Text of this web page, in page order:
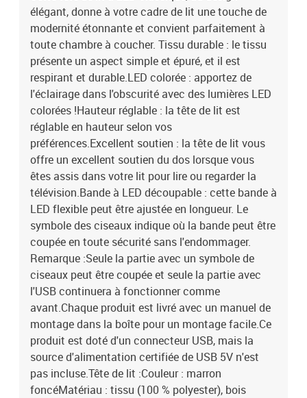
produit est livré avec un manuel de montage dans la boîte pour un
montage facile.Ce produit est doté d'un connecteur USB, mais la
source d'alimentation certifiée de USB 5V n'est pas incluse.Tête de
lit :Couleur : marron foncéMatériau : tissu (100 % polyester), bois
d'ingénierie, bois de mélèze massifMatériau de remplissage :
mousseDimensions : 160 x 5 x 118/128 cm (l x P x H)Bande LED
:Longueur (chacune) : 55 cmTension : c.c. 5 VLongueur du câble
USB : 150 cmLongueur du câble d'alimentation : 30 cmIndice IP :
IP65Avec symbole de coupe à ciseauxLa livraison contient :1 x
tête de lit2 x bande à LED
élégant, donne à votre cadre de lit une touche de
modernité étonnante et convient parfaitement à
toute chambre à coucher. Tissu durable : le tissu
présente un aspect simple et épuré, et il est
respirant et durable.LED colorée : apportez de
l'éclairage dans l'obscurité avec des lumières LED
colorées !Hauteur réglable : la tête de lit est
réglable en hauteur selon vos
préférences.Excellent soutien : la tête de lit vous
offre un excellent soutien du dos lorsque vous
êtes assis dans votre lit pour lire ou regarder la
télévision.Bande à LED découpable : cette bande à
LED flexible peut être ajustée en longueur. Le
symbole des ciseaux indique où la bande peut être
coupée en toute sécurité sans l'endommager.
Remarque :Seule la partie avec un symbole de
ciseaux peut être coupée et seule la partie avec
l'USB continuera à fonctionner comme
avant.Chaque produit est livré avec un manuel de
montage dans la boîte pour un montage facile.Ce
produit est doté d'un connecteur USB, mais la
source d'alimentation certifiée de USB 5V n'est
pas incluse.Tête de lit :Couleur : marron
foncéMatériau : tissu (100 % polyester), bois